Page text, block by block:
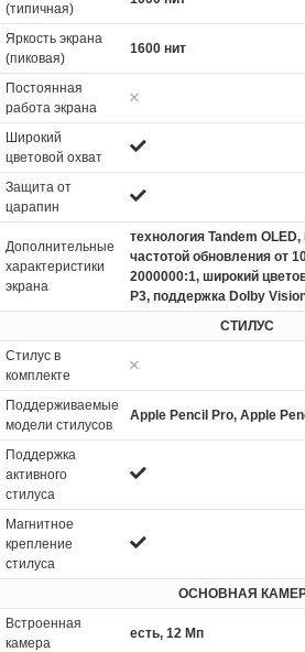
(типичная)
Яркость экрана
(пиковая)
1600 нит
Постоянная
работа экрана
Широкий
цветовой охват
Защита от
царапин
Дополнительные
характеристики
экрана
технология Tandem
частотой обновления от
2000000:1, широкий
P3, поддержка Dolby
СТИЛУС
Стилус в
комплекте
Поддерживаемые
модели стилусов
Apple Pencil Pro, Apple
Поддержка
активного
стилуса
Магнитное
крепление
стилуса
ОСНОВНАЯ
Встроенная
камера
есть, 12 Мп